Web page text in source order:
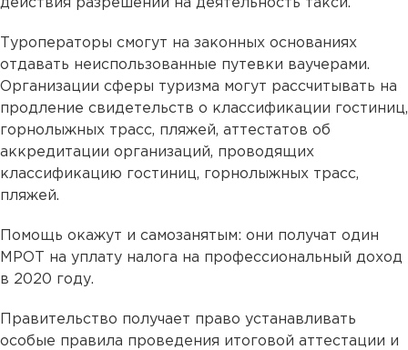
действия разрешений на деятельность такси.
Туроператоры смогут на законных основаниях
отдавать неиспользованные путевки ваучерами.
Организации сферы туризма могут рассчитывать на
продление свидетельств о классификации гостиниц,
горнолыжных трасс, пляжей, аттестатов об
аккредитации организаций, проводящих
классификацию гостиниц, горнолыжных трасс,
пляжей.
Помощь окажут и самозанятым: они получат один
МРОТ на уплату налога на профессиональный доход
в 2020 году.
Правительство получает право устанавливать
особые правила проведения итоговой аттестации и